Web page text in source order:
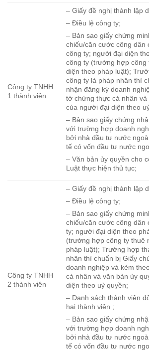
Công ty TNHH
1 thành viên
– Giấy đề nghị thành lập
– Điều lệ công ty;
– Bản sao giấy chứng
chiếu/căn cước công dân
công ty; người đại diện
công ty (trường hợp công
diện theo pháp luật);
công ty là pháp nhân thì
nhận đăng ký doanh
tờ chứng thực cá nhân và
của người đại diện theo
– Bản sao giấy chứng
với trường hợp doanh
bởi nhà đầu tư nước
tế có vốn đầu tư nước
– Văn bản ủy quyền cho
Luật thực hiện thủ tục;
Công ty TNHH
2 thành viên
– Giấy đề nghị thành lập
– Điều lệ công ty;
– Bản sao giấy chứng
chiếu/căn cước công dân
ty; người đại diện theo
(trường hợp công ty thuê
pháp luật); Trường hợp
nhân thì chuẩn bị Giấy
doanh nghiệp và kèm
cá nhân và văn bản ủy
diện theo uỷ quyền;
– Danh sách thành viên
hai thành viên ;
– Bản sao giấy chứng
với trường hợp doanh
bởi nhà đầu tư nước
tế có vốn đầu tư nước